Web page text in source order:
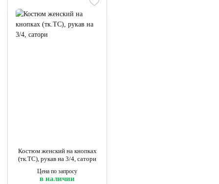
Костюм женский на кнопках
(тк.ТС), рукав на 3/4, сатори
Цена по запросу
в наличии